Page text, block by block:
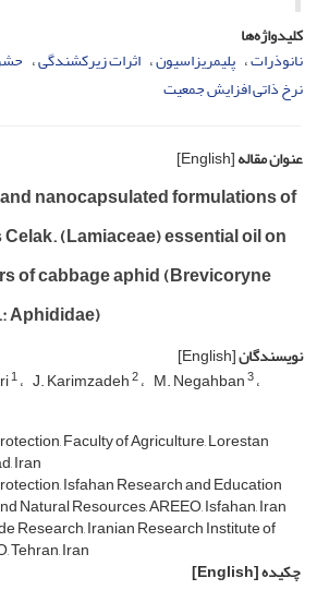
کلیدواژه‌ها
نانوذرات پلیمریزاسیون اثرات زیرکشندگی
نرخ ذاتی افزایش جمعیت
عنوان مقاله[English]
nanocapsulated formulations of
(Lamiaceae) essential oil on
of cabbage aphid (Brevicoryne
Aphididae)
نویسندگان[English]
1 J. Karimzadeh2 M. Negahban3
Faculty of Agriculture, Lorestan
Iran
Isfahan Research and Education
Natural Resources, AREEO, Isfahan, Iran
Research, Iranian Research Institute of
Tehran, Iran
چکیده[English]